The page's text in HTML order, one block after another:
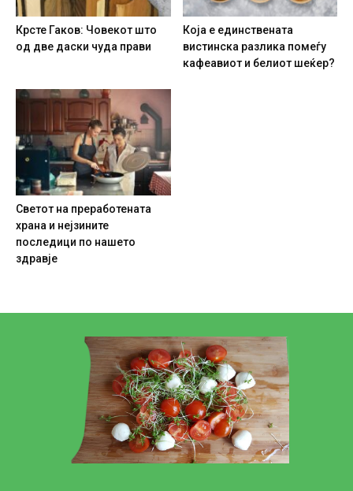
Крсте Гаков: Човекот што
од две даски чуда прави
Која е единствената
вистинска разлика помеѓу
кафеавиот и белиот шеќер?
Светот на преработената
храна и нејзините
последици по нашето
здравје